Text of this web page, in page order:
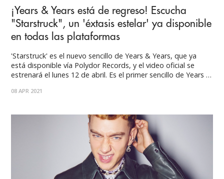
¡Years & Years está de regreso! Escucha
"Starstruck", un 'éxtasis estelar' ya disponible
en todas las plataformas
'Starstruck' es el nuevo sencillo de Years & Years, que ya
está disponible vía Polydor Records, y el video oficial se
estrenará el lunes 12 de abril. Es el primer sencillo de Years &
2018, y sigue a la aparición
08 APR 2021